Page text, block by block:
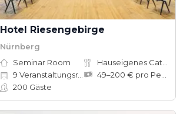
Hotel Riesengebirge
Nürnberg
Seminar Room
9 Veranstaltungsräume
200 Gäste